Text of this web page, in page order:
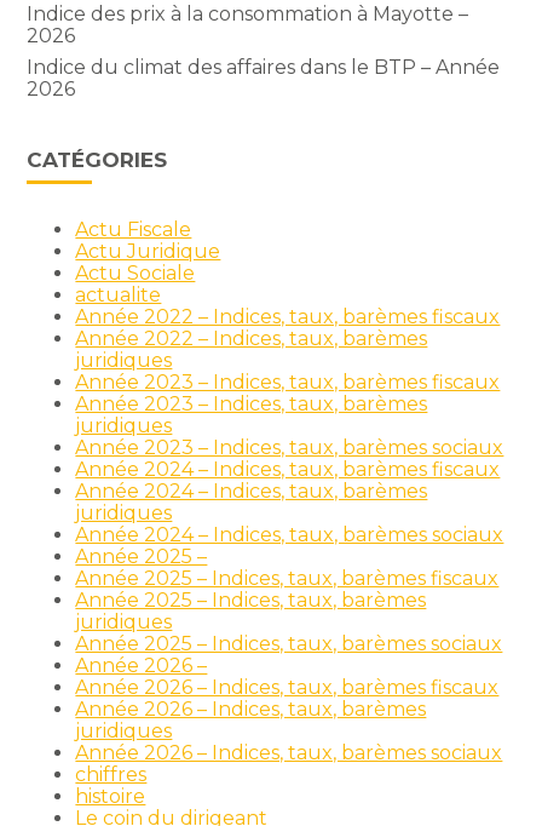
Indice des prix à la consommation à Mayotte –
2026
Indice du climat des affaires dans le BTP – Année
2026
CATÉGORIES
Actu Fiscale
Actu Juridique
Actu Sociale
actualite
Année 2022 – Indices, taux, barèmes fiscaux
Année 2022 – Indices, taux, barèmes
juridiques
Année 2023 – Indices, taux, barèmes fiscaux
Année 2023 – Indices, taux, barèmes
juridiques
Année 2023 – Indices, taux, barèmes sociaux
Année 2024 – Indices, taux, barèmes fiscaux
Année 2024 – Indices, taux, barèmes
juridiques
Année 2024 – Indices, taux, barèmes sociaux
Année 2025 –
Année 2025 – Indices, taux, barèmes fiscaux
Année 2025 – Indices, taux, barèmes
juridiques
Année 2025 – Indices, taux, barèmes sociaux
Année 2026 –
Année 2026 – Indices, taux, barèmes fiscaux
Année 2026 – Indices, taux, barèmes
juridiques
Année 2026 – Indices, taux, barèmes sociaux
chiffres
histoire
Le coin du dirigeant